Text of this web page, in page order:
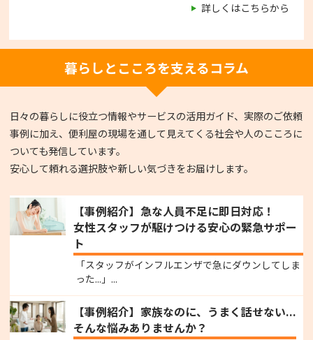
詳しくはこちらから
暮らしとこころを支えるコラム
日々の暮らしに役立つ情報やサービスの活用ガイド、実際のご依頼
事例に加え、便利屋の現場を通して見えてくる社会や人のこころに
ついても発信しています。
安心して頼れる選択肢や新しい気づきをお届けします。
【事例紹介】急な人員不足に即日対応！
女性スタッフが駆けつける安心の緊急サポー
ト
「スタッフがインフルエンザで急にダウンしてしま
った...」...
【事例紹介】家族なのに、うまく話せない...
そんな悩みありませんか？